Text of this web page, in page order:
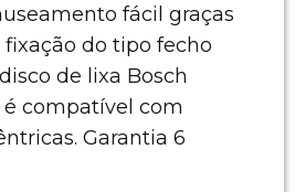
fácil graças
do tipo fecho
de lixa Bosch
é compatível com
Garantia 6